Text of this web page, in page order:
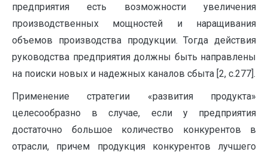
предприятия есть возможности увеличения
производственных мощностей и наращивания
объемов производства продукции. Тогда действия
руководства предприятия должны быть направлены
на поиски новых и надежных каналов сбыта [2, с.277].
Применение стратегии «развития продукта»
целесообразно в случае, если у предприятия
достаточно большое количество конкурентов в
отрасли, причем продукция конкурентов лучшего